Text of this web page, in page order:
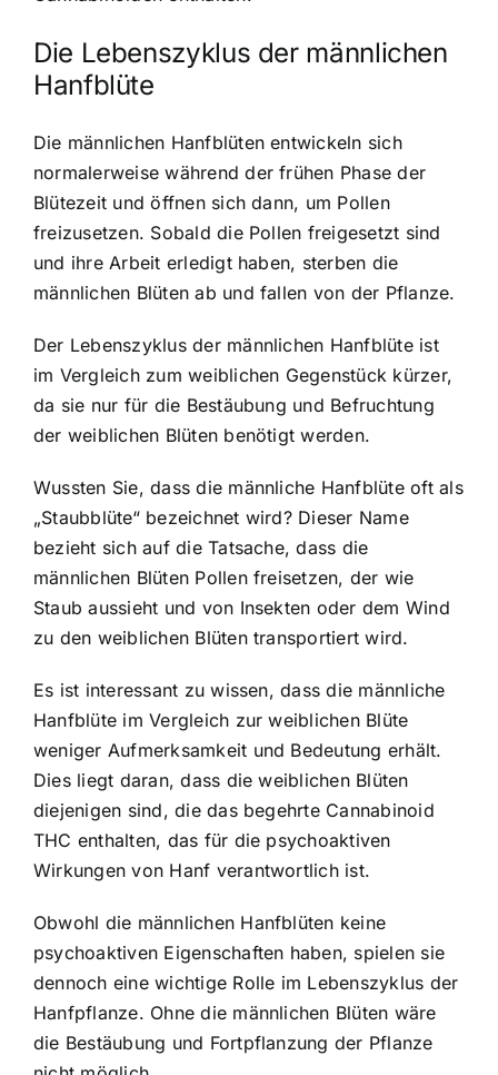
Die Lebenszyklus der männlichen
Hanfblüte
Die männlichen Hanfblüten entwickeln sich
normalerweise während der frühen Phase der
Blütezeit und öffnen sich dann, um Pollen
freizusetzen. Sobald die Pollen freigesetzt sind
und ihre Arbeit erledigt haben, sterben die
männlichen Blüten ab und fallen von der Pflanze.
Der Lebenszyklus der männlichen Hanfblüte ist
im Vergleich zum weiblichen Gegenstück kürzer,
da sie nur für die Bestäubung und Befruchtung
der weiblichen Blüten benötigt werden.
Wussten Sie, dass die männliche Hanfblüte oft als
„Staubblüte“ bezeichnet wird? Dieser Name
bezieht sich auf die Tatsache, dass die
männlichen Blüten Pollen freisetzen, der wie
Staub aussieht und von Insekten oder dem Wind
zu den weiblichen Blüten transportiert wird.
Es ist interessant zu wissen, dass die männliche
Hanfblüte im Vergleich zur weiblichen Blüte
weniger Aufmerksamkeit und Bedeutung erhält.
Dies liegt daran, dass die weiblichen Blüten
diejenigen sind, die das begehrte Cannabinoid
THC enthalten, das für die psychoaktiven
Wirkungen von Hanf verantwortlich ist.
Obwohl die männlichen Hanfblüten keine
psychoaktiven Eigenschaften haben, spielen sie
dennoch eine wichtige Rolle im Lebenszyklus der
Hanfpflanze. Ohne die männlichen Blüten wäre
die Bestäubung und Fortpflanzung der Pflanze